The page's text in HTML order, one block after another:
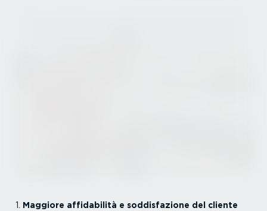
Maggiore affida­bilità e soddi­sfa­zione del cliente